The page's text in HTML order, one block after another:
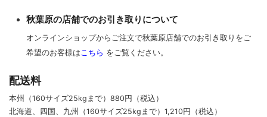
秋葉原の店舗でのお引き取りについて
オンラインショップからご注文で秋葉原店舗でのお引き取りをご
希望のお客様はこちら をご覧ください。
配送料
本州（160サイズ25kgまで）880円（税込）
北海道、四国、九州
（160サイズ25kgまで） 1,210円（税込）